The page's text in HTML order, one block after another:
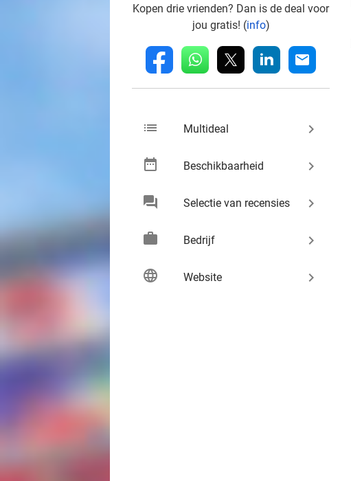
Kopen drie vrienden? Dan is de deal voor
jou gratis! (info)
fb whatsapp linkedin mail
list Multideal keyboard_arrow_right
date_range Beschikbaarheid keyboard_arrow_right
chat Selectie van recensies keyboard_arrow_right
work Bedrijf keyboard_arrow_right
language Website keyboard_arrow_right